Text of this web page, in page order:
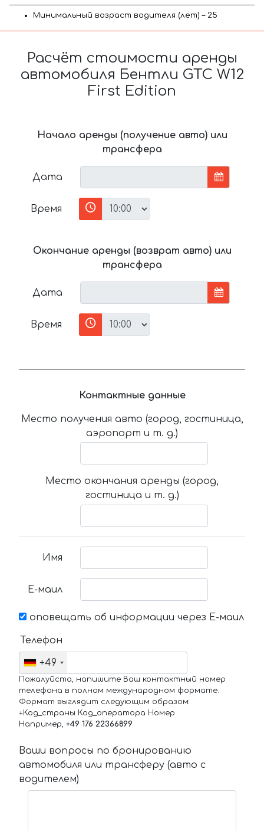
Минимальный возраст водителя (лет) – 25
Расчёт стоимости аренды
автомобиля Бентли GTC W12
First Edition
Начало аренды (получение авто) или
трансфера
Дата
Время
Окончание аренды (возврат авто) или
трансфера
Дата
Время
Контактные данные
Место получения авто (город, гостиница,
аэропорт и т. д.)
Место окончания аренды (город,
гостиница и т. д.)
Имя
Е-маил
оповещать об информации через Е-маил
Телефон
+49
Пожалуйста, напишите Ваш контактный номер
телефона в полном международном формате.
Формат выглядит следующим образом:
+Код_страны Код_оператора Номер
Например, +49 176 22366899
Ваши вопросы по бронированию
автомобиля или трансферу (авто с
водителем)